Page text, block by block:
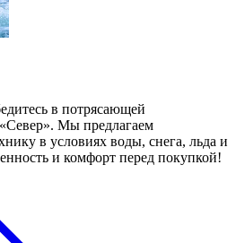
в потрясающей
Мы предлагаем
в условиях воды, снега, льда и
и комфорт перед покупкой!